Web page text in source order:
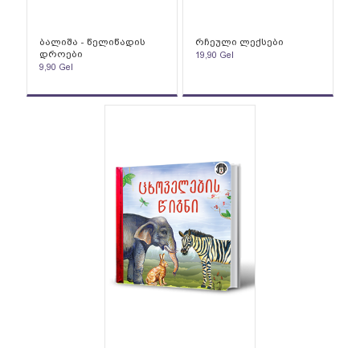
ბალიშა - წელიწადის
დროები
9,90 Gel
რჩეული ლექსები
19,90 Gel